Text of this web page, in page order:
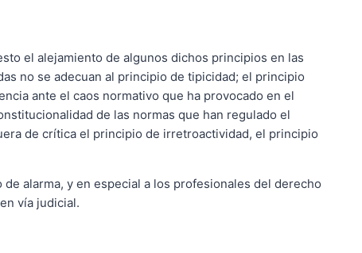
el alejamiento de algunos dichos principios en las
no se adecuan al principio de tipicidad; el principio
ante el caos normativo que ha provocado en el
de las normas que han regulado el
de crítica el principio de irretroactividad, el principio
alarma, y en especial a los profesionales del derecho
vía judicial.